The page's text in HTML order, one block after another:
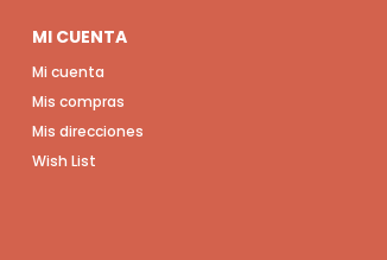
MI CUENTA
Mi cuenta
Mis compras
Mis direcciones
Wish List